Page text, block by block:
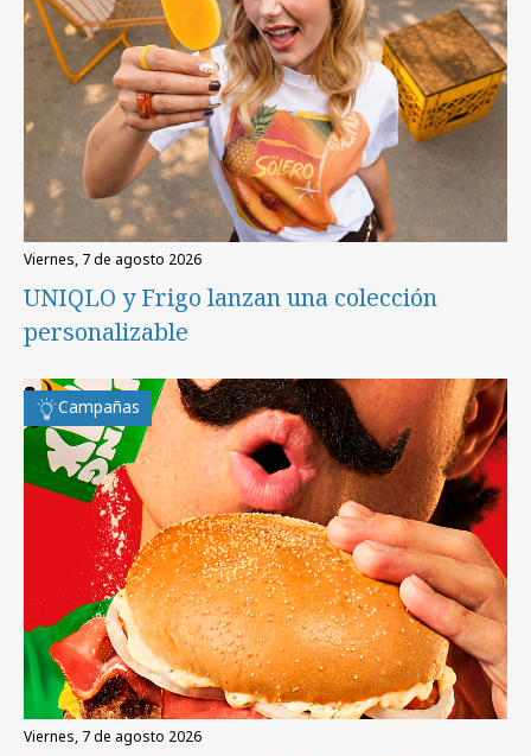
viernes, 7 de agosto 2026
UNIQLO y Frigo lanzan una colección
personalizable
Campañas
viernes, 7 de agosto 2026